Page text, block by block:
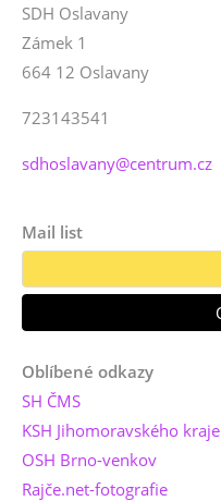
SDH Oslavany
Zámek 1
664 12 Oslavany
723143541
sdhoslavany@centrum.cz
Mail list
Oblíbené odkazy
SH ČMS
KSH Jihomoravského kraje
OSH Brno-venkov
Rajče.net-fotografie